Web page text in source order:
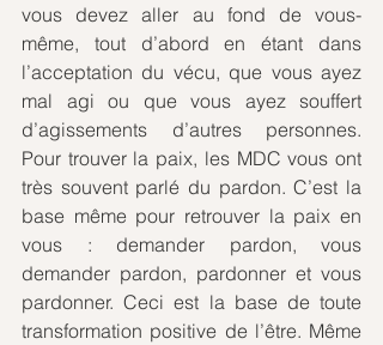
vous devez aller au fond de vous-
même, tout d’abord en étant dans
l’acceptation du vécu, que vous ayez
mal agi ou que vous ayez souffert
d’agissements d’autres personnes.
Pour trouver la paix, les MDC vous ont
très souvent parlé du pardon. C’est la
base même pour retrouver la paix en
vous : demander pardon, vous
demander pardon, pardonner et vous
pardonner. Ceci est la base de toute
transformation positive de l’être. Même